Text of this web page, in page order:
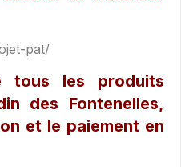
pat/
tous les produits
des Fontenelles,
et le paiement en